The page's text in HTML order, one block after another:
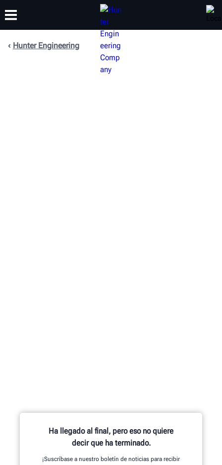
CAPACITACIÓN
Hunter Engineering
Ha llegado al final, pero eso no quiere
decir que ha terminado.
¡Suscríbase a nuestro boletín de noticias para recibir